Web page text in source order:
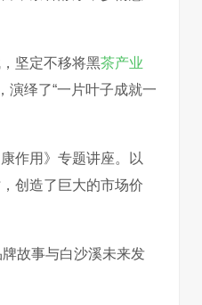
坚定不移将黑茶产业
演绎了“一片叶子成就一
作用》专题讲座。以
创造了巨大的市场价
故事与白沙溪未来发